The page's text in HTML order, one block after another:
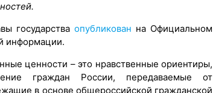
государстваопубликован на Официальном
информации.
ценности – это нравственные ориентиры,
граждан России, передаваемые от
в основе общероссийской гражданской